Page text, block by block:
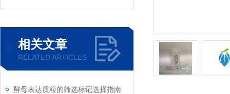
相关文章
RELATED ARTICLES
酵母表达质粒的筛选标记选择指南